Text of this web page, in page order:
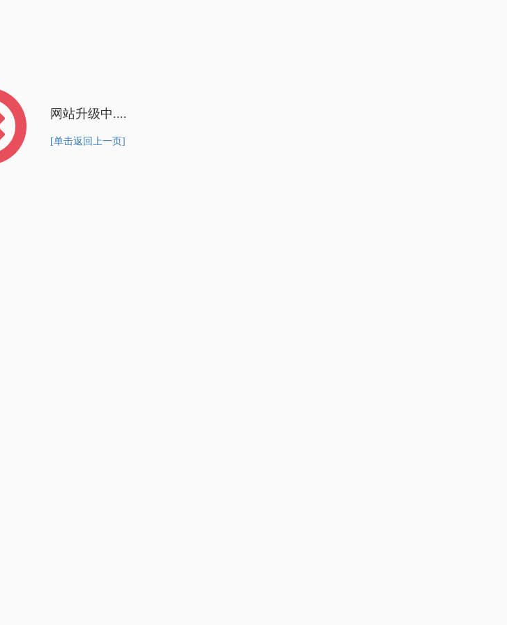
网站升级中....
[单击返回上一页]